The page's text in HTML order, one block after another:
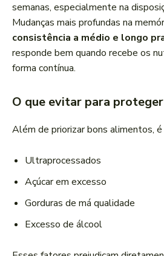
semanas, especialmente na
Mudanças mais profundas na
consistência a médio e longo
responde bem quando recebe os
forma contínua.
O que evitar para
Além de priorizar bons alimentos,
Ultraprocessados
Açúcar em excesso
Gorduras de má qualidade
Excesso de álcool